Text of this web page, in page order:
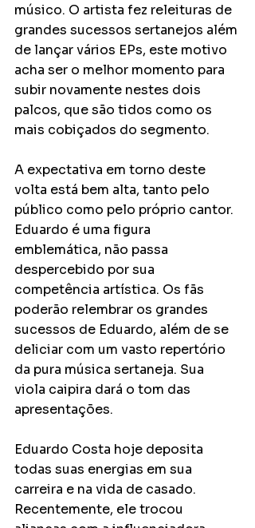
músico. O artista fez releituras de
grandes sucessos sertanejos além
de lançar vários EPs, este motivo
acha ser o melhor momento para
subir novamente nestes dois
palcos, que são tidos como os
mais cobiçados do segmento.
A expectativa em torno deste
volta está bem alta, tanto pelo
público como pelo próprio cantor.
Eduardo é uma figura
emblemática, não passa
despercebido por sua
competência artística. Os fãs
poderão relembrar os grandes
sucessos de Eduardo, além de se
deliciar com um vasto repertório
da pura música sertaneja. Sua
viola caipira dará o tom das
apresentações.
Eduardo Costa hoje deposita
todas suas energias em sua
carreira e na vida de casado.
Recentemente, ele trocou